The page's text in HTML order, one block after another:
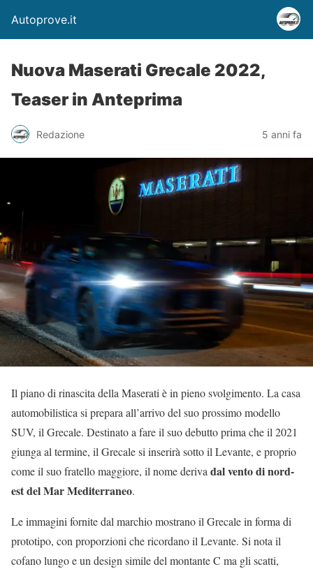
Autoprove.it
Nuova Maserati Grecale 2022,
Teaser in Anteprima
Redazione 5 anni fa
Il piano di rinascita della Maserati è in pieno svolgimento. La casa
automobilistica si prepara all’arrivo del suo prossimo modello
SUV, il Grecale. Destinato a fare il suo debutto prima che il 2021
giunga al termine, il Grecale si inserirà sotto il Levante, e proprio
come il suo fratello maggiore, il nome deriva dal vento di nord-
est del Mar Mediterraneo.
Le immagini fornite dal marchio mostrano il Grecale in forma di
prototipo, con proporzioni che ricordano il Levante. Si nota il
cofano lungo e un design simile del montante C ma gli scatti,